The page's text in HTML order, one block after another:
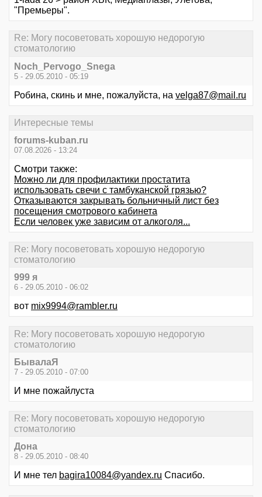
"Премьеры".
Re: Могу посоветовать хорошую недорогую
стоматологию
Noch_Pervogo_Snega
5 - 29.05.2010 - 05:19
Робина, скинь и мне, пожалуйста, на velga87@mail.ru
Интересные темы
forums-kuban.ru
07.08.2026 - 13:24
Смотри также:
Можно ли для профилактики простатита
использовать свечи с тамбуканской грязью?
Отказываются закрывать больничный лист без
посещения смотрового кабинета
Если человек уже зависим от алкоголя...
Re: Могу посоветовать хорошую недорогую
стоматологию
999 я
6 - 29.05.2010 - 06:02
вот mix9994@rambler.ru
Re: Могу посоветовать хорошую недорогую
стоматологию
БывалаЯ
7 - 29.05.2010 - 07:00
И мне пожайлуста
Re: Могу посоветовать хорошую недорогую
стоматологию
Дона
8 - 29.05.2010 - 08:40
И мне тел bagira10084@yandex.ru Спасибо.